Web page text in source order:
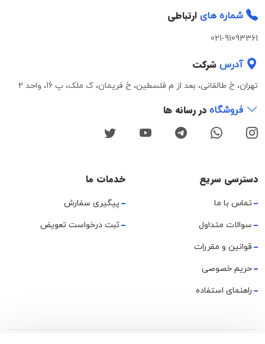
شماره های ارتباطی
021-91093361
آدرس شرکت
تهران، خ طالقانی، بعد از م فلسطین، خ فریمان، ک ملک، پ 16، واحد 2
فروشگاه در رسانه ها
دسترسی سریع
تماس با ما
سوالات متداول
قوانین و مقررات
حریم خصوصی
راهنمای استفاده
خدمات ما
پیگیری سفارش
ثبت درخواست تعویض